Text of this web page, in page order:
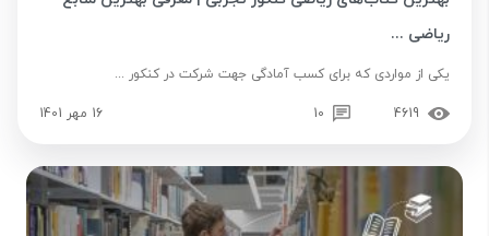
ریاضی ...
یکی از مواردی که برای کسب آمادگی جهت شرکت در کنکور ...
4619
10 16 مهر 1401